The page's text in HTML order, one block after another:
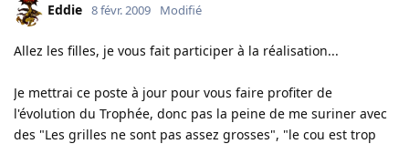
Eddie 8 févr. 2009 Modifié
Allez les filles, je vous fait participer à la réalisation...
Je mettrai ce poste à jour pour vous faire profiter de
l'évolution du Trophée, donc pas la peine de me suriner avec
des "Les grilles ne sont pas assez grosses", "le cou est trop